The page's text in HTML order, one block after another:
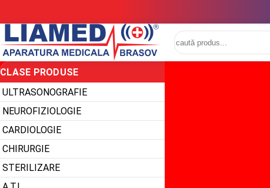
CLASE PRODUSE
ULTRASONOGRAFIE
NEUROFIZIOLOGIE
CARDIOLOGIE
CHIRURGIE
STERILIZARE